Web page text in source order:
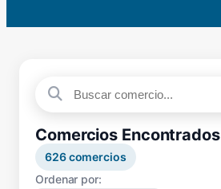
Comercios Encontrados
626comercios
Ordenar por: